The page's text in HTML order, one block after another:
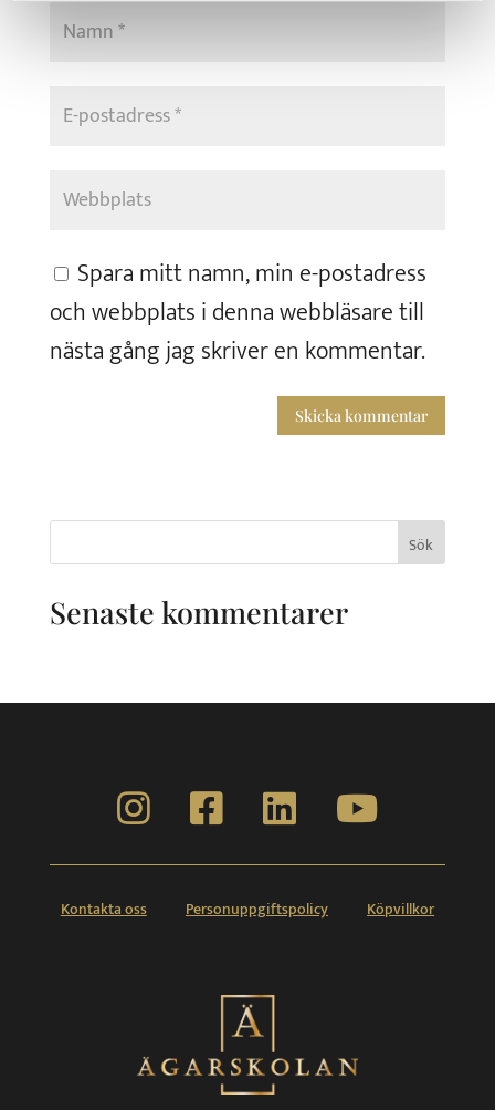
Spara mitt namn, min e-postadress
och webbplats i denna webbläsare till
nästa gång jag skriver en kommentar.
efter:
Senaste kommentarer
Kontakta oss Personuppgiftspolicy Köpvillkor